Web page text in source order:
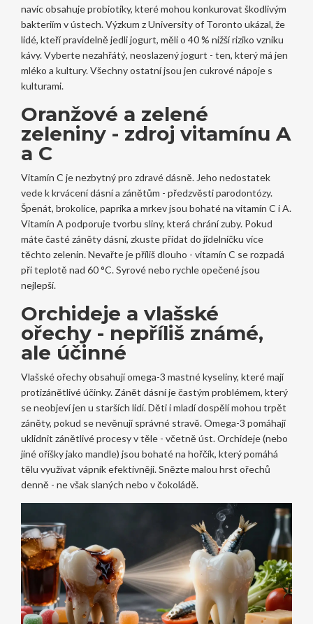
navíc obsahuje probiotiky, které mohou konkurovat škodlivým
bakteriím v ústech. Výzkum z University of Toronto ukázal, že
lidé, kteří pravidelně jedli jogurt, měli o 40 % nižší riziko vzniku
kávy. Vyberte nezahřátý, neoslazený jogurt - ten, který má jen
mléko a kultury. Všechny ostatní jsou jen cukrové nápoje s
kulturami.
Oranžové a zelené
zeleniny - zdroj vitamínu A
a C
Vitamín C je nezbytný pro zdravé dásně. Jeho nedostatek
vede k krvácení dásní a zánětům - předzvěsti parodontózy.
Špenát, brokolice, paprika a mrkev jsou bohaté na vitamín C i A.
Vitamín A podporuje tvorbu sliny, která chrání zuby. Pokud
máte časté záněty dásní, zkuste přidat do jídelníčku více
těchto zelenin. Nevařte je příliš dlouho - vitamín C se rozpadá
při teplotě nad 60 °C. Syrové nebo rychle opečené jsou
nejlepší.
Orchideje a vlašské
ořechy - nepříliš známé,
ale účinné
Vlašské ořechy obsahují omega-3 mastné kyseliny, které mají
protizánětlivé účinky. Zánět dásní je častým problémem, který
se neobjeví jen u starších lidí. Děti i mladí dospělí mohou trpět
záněty, pokud se nevěnují správné stravě. Omega-3 pomáhají
uklidnit zánětlivé procesy v těle - včetně úst. Orchideje (nebo
jiné oříšky jako mandle) jsou bohaté na hořčík, který pomáhá
tělu využívat vápník efektivněji. Snězte malou hrst ořechů
denně - ne však slaných nebo v čokoládě.